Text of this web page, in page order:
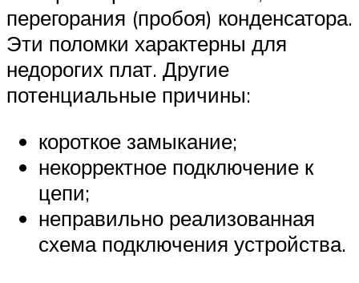
перегорания (пробоя) конденсатора.
Эти поломки характерны для
недорогих плат. Другие
потенциальные причины:
короткое замыкание;
некорректное подключение к
цепи;
неправильно реализованная
схема подключения устройства.